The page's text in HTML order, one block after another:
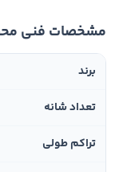
مشخصات فنی
برند
تعداد شانه
تراکم طولی